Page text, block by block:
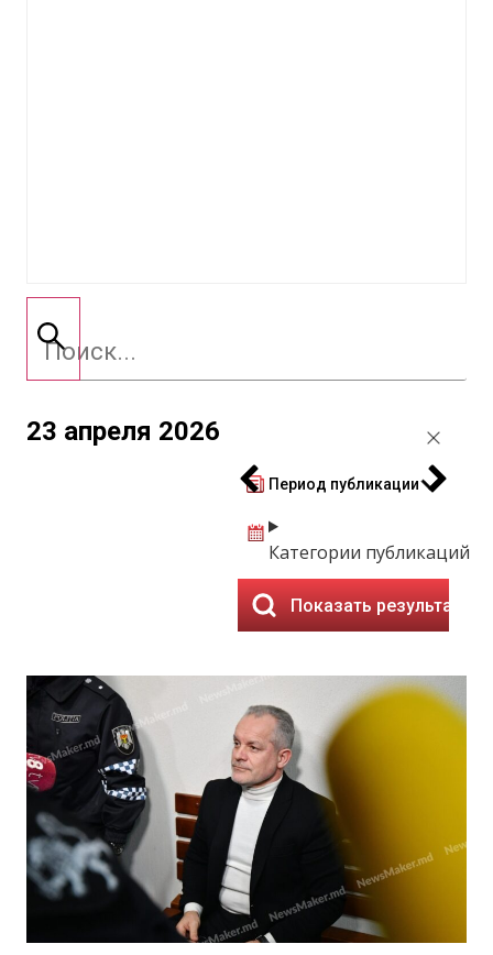
23 апреля 2026
Период публикации
Категории публикаций
Показать результаты